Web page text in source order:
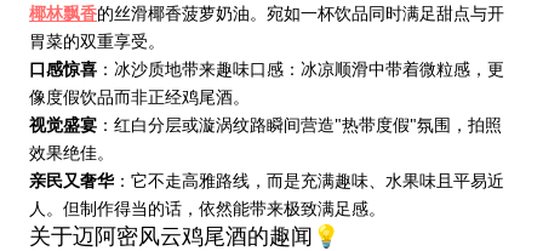
椰林飘香的丝滑椰香菠萝奶油。宛如一杯饮品同时满足甜点与开
胃菜的双重享受。
口感惊喜 ：冰沙质地带来趣味口感：冰凉顺滑中带着微粒感，更
像度假饮品而非正经鸡尾酒。
视觉盛宴 ：红白分层或漩涡纹路瞬间营造"热带度假"氛围，拍照
效果绝佳。
亲民又奢华：它不走高雅路线，而是充满趣味、水果味且平易近
人。但制作得当的话，依然能带来极致满足感。
关于迈阿密风云鸡尾酒的趣闻💡